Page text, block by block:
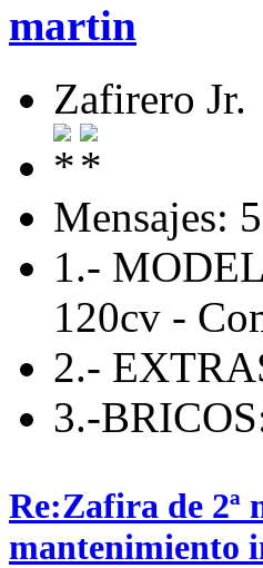
martin
Zafirero Jr.
Mensajes:
1.-
120cv -
2.-
3.-
Re:Zafira de 2ª
mantenimiento